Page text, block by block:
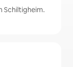
Schiltigheim.